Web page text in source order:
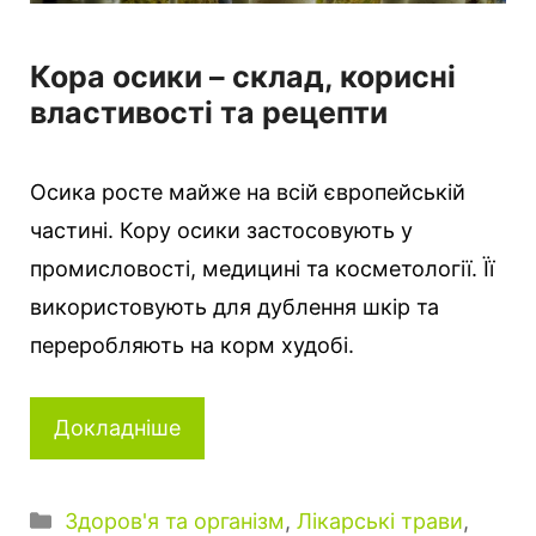
Кора осики – склад, корисні
властивості та рецепти
Осика росте майже на всій європейській
частині. Кору осики застосовують у
промисловості, медицині та косметології. Її
використовують для дублення шкір та
переробляють на корм худобі.
Докладніше
Категорії
Здоров'я та організм, Лікарські трави,